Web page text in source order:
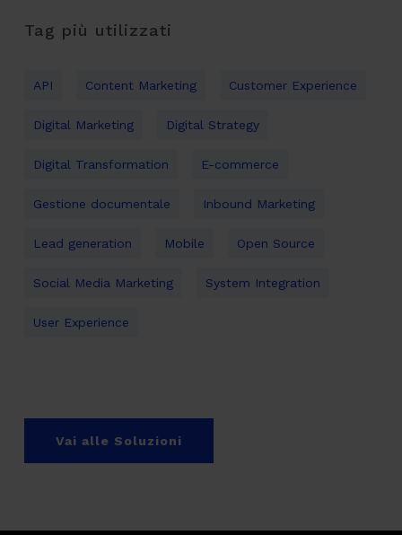
Tag più utilizzati
API Content Marketing Customer Experience
Digital Marketing Digital Strategy
Digital Transformation E-commerce
Gestione documentale Inbound Marketing
Lead generation Mobile Open Source
Social Media Marketing System Integration
User Experience
Vai alle Soluzioni